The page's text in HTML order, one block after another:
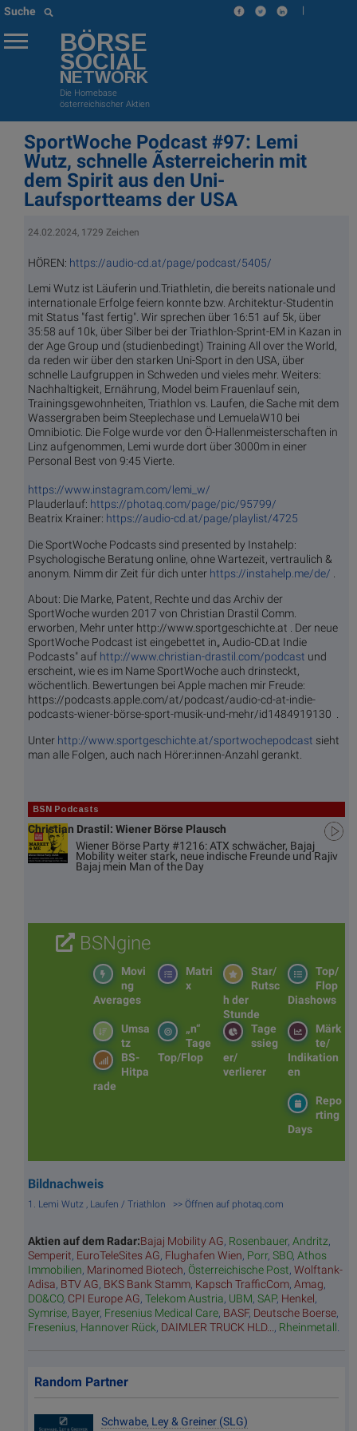
Suche |
BÖRSE
SOCIAL
NETWORK
Die Homebase
österreichischer Aktien
SportWoche Podcast #97: Lemi
Wutz, schnelle Ãsterreicherin mit
dem Spirit aus den Uni-
Laufsportteams der USA
24.02.2024, 1729 Zeichen
HÖREN: https://audio-cd.at/page/podcast/5405/
Lemi Wutz ist Läuferin und.Triathletin, die bereits nationale und
internationale Erfolge feiern konnte bzw. Architektur-Studentin
mit Status "fast fertig". Wir sprechen über 16:51 auf 5k, über
35:58 auf 10k, über Silber bei der Triathlon-Sprint-EM in Kazan in
der Age Group und (studienbedingt) Training All over the World,
da reden wir über den starken Uni-Sport in den USA, über
schnelle Laufgruppen in Schweden und vieles mehr. Weiters:
Nachhaltigkeit, Ernährung, Model beim Frauenlauf sein,
Trainingsgewohnheiten, Triathlon vs. Laufen, die Sache mit dem
Wassergraben beim Steeplechase und LemuelaW10 bei
Omnibiotic. Die Folge wurde vor den Ö-Hallenmeisterschaften in
Linz aufgenommen, Lemi wurde dort über 3000m in einer
Personal Best von 9:45 Vierte.
https://www.instagram.com/lemi_w/
Plauderlauf: https://photaq.com/page/pic/95799/
Beatrix Krainer: https://audio-cd.at/page/playlist/4725
Die SportWoche Podcasts sind presented by Instahelp:
Psychologische Beratung online, ohne Wartezeit, vertraulich &
anonym. Nimm dir Zeit für dich unter https://instahelp.me/de/
About: Die Marke, Patent, Rechte und das Archiv der
SportWoche wurden 2017 von Christian Drastil Comm.
erworben, Mehr unter http://www.sportgeschichte.at . Der neue
SportWoche Podcast ist eingebettet in„ Audio-CD.at Indie
Podcasts" auf http://www.christian-drastil.com/podcast und
erscheint, wie es im Name SportWoche auch drinsteckt,
wöchentlich. Bewertungen bei Apple machen mir Freude:
https://podcasts.apple.com/at/podcast/audio-cd-at-indie-
podcasts-wiener-börse-sport-musik-und-mehr/id1484919130 .
Unter http://www.sportgeschichte.at/sportwochepodcast sieht
man alle Folgen, auch nach Hörer:innen-Anzahl gerankt.
BSN Podcasts
Christian Drastil: Wiener Börse Plausch
Wiener Börse Party #1216: ATX schwächer, Bajaj
Mobility weiter stark, neue indische Freunde und Rajiv
Bajaj mein Man of the Day
BSNgine
Top/
Flop
Diashows
Star/
Rutsc
h der
Stunde
Matri
x
Movi
ng
Averages
Märk
te/
Indikation
en
Tage
ssieg
er/
verlierer
„n“
Tage
Top/Flop
Umsa
tz
BS-
Hitpa
rade
Repo
rting
Days
Bildnachweis
1. Lemi Wutz , Laufen / Triathlon >> Öffnen auf photaq.com
Aktien auf dem Radar:Bajaj Mobility AG, Rosenbauer, Andritz,
Semperit, EuroTeleSites AG, Flughafen Wien, Porr, SBO, Athos
Immobilien, Marinomed Biotech, Österreichische Post, Wolftank-
Adisa, BTV AG, BKS Bank Stamm, Kapsch TrafficCom, Amag,
DO&CO, CPI Europe AG, Telekom Austria, UBM, SAP, Henkel,
Symrise, Bayer, Fresenius Medical Care, BASF, Deutsche Boerse,
Fresenius, Hannover Rück, DAIMLER TRUCK HLD..., Rheinmetall.
Random Partner
Schwabe, Ley & Greiner (SLG)